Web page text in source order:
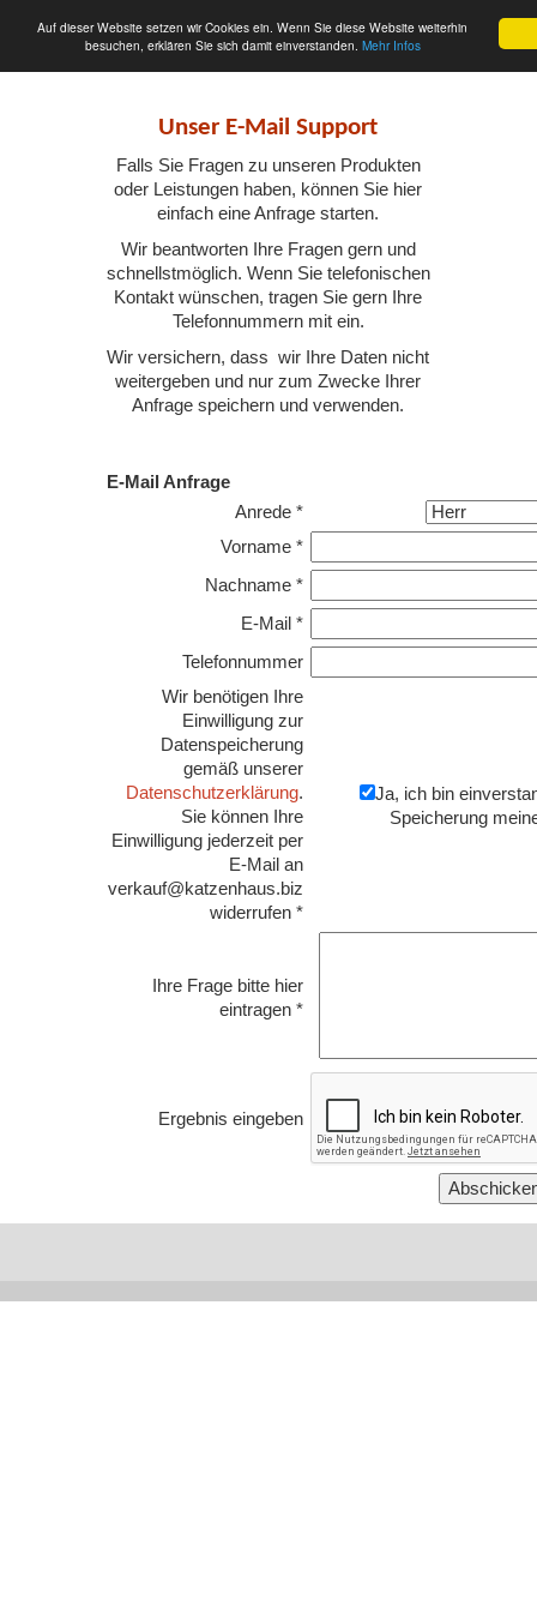
Auf dieser Website setzen wir Cookies ein. Wenn Sie diese Website weiterhin
besuchen, erklären Sie sich damit einverstanden. Mehr Infos
Unser E-Mail Support
Falls Sie Fragen zu unseren Produkten
oder Leistungen haben, können Sie hier
einfach eine Anfrage starten.
Wir beantworten Ihre Fragen gern und
schnellstmöglich. Wenn Sie telefonischen
Kontakt wünschen, tragen Sie gern Ihre
Telefonnummern mit ein.
Wir versichern, dass wir Ihre Daten nicht
weitergeben und nur zum Zwecke Ihrer
Anfrage speichern und verwenden.
E-Mail Anfrage
Anrede *
Vorname *
Nachname *
E-Mail *
Telefonnummer
Wir benötigen Ihre
Einwilligung zur
Datenspeicherung
gemäß unserer
Datenschutzerklärung.
Sie können Ihre
Einwilligung jederzeit per
E-Mail an
verkauf@katzenhaus.biz
widerrufen *
Ja, ich bin
Speicherung
Ihre Frage bitte hier
eintragen *
Ergebnis eingeben